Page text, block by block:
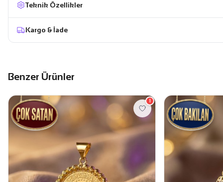
Teknik Özellikler
Kargo & İade
Benzer Ürünler
1